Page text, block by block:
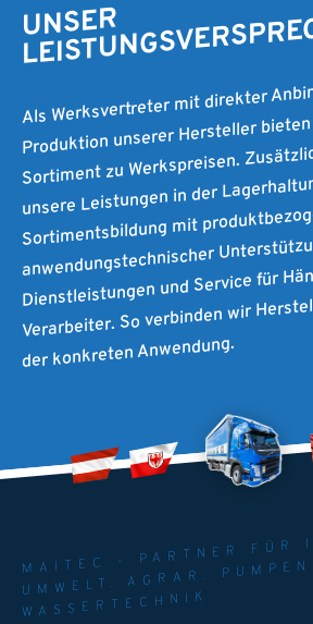
UNSER
Als Werksvertreter mit direkter
Produktion unserer Hersteller
Sortiment zu Werkspreisen.
unsere Leistungen in der
Sortimentsbildung mit
anwendungstechnischer
Dienstleistungen und Service für
Verarbeiter. So verbinden wir
der konkreten Anwendung.
MAITEC - PARTNER FÜR
UMWELT. AGRAR.
WASSERTECHNIK